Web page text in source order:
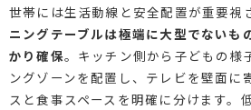
世帯には生活動線と安全配置が重要視
ニングテーブルは極端に大型でないも
かり確保。キッチン側から子どもの様
ングゾーンを配置し、テレビを壁面に
スと食事スペースを明確に分けます。